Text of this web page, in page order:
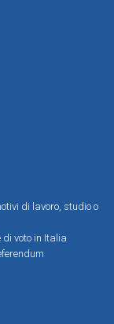
di lavoro, studio o
di voto in Italia